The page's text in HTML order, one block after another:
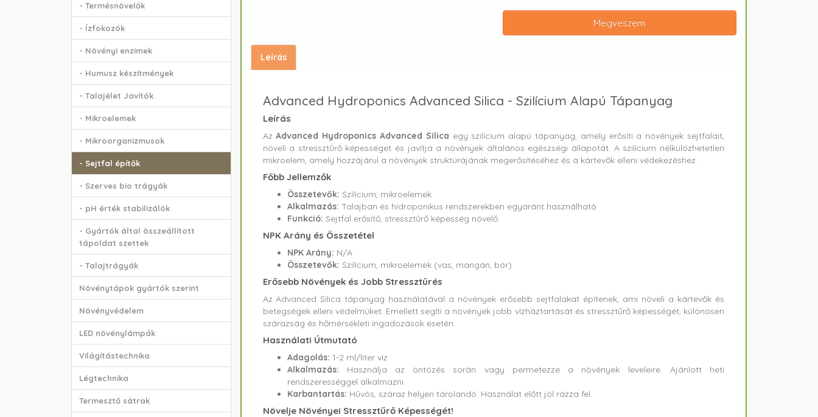
- Termésnövelők
- Ízfokozók
- Növényi enzimek
- Humusz készítmények
- Talajélet Javítók
- Mikroelemek
- Mikroorganizmusok
- Sejtfal építők
- Szerves bio trágyák
- pH érték stabilizálók
- Gyártók által összeállított
tápoldat szettek
- Talajtrágyák
Növénytápok gyártók szerint
Növényvédelem
LED növénylámpák
Világítástechnika
Légtechnika
Termesztő sátrak
Megveszem
Leírás
Advanced Hydroponics Advanced Silica - Szilícium Alapú Tápanyag
Leírás
AzAdvanced Hydroponics Advanced Silica egy szilícium alapú tápanyag, amely erősíti a növények sejtfalait,
növeli a stressztűrő képességet és javítja a növények általános egészségi állapotát. A szilícium nélkülözhetetlen
mikroelem, amely hozzájárul a növények struktúrájának megerősítéséhez és a kártevők elleni védekezéshez.
Főbb Jellemzők
Összetevők: Szilícium, mikroelemek
Alkalmazás: Talajban és hidroponikus rendszerekben egyaránt használható
Funkció: Sejtfal erősítő, stressztűrő képesség növelő
NPK Arány és Összetétel
NPK Arány: N/A
Összetevők: Szilícium, mikroelemek (vas, mangán, bór)
Erősebb Növények és Jobb Stressztűrés
Az Advanced Silica tápanyag használatával a növények erősebb sejtfalakat építenek, ami növeli a kártevők és
betegségek elleni védelmüket. Emellett segíti a növények jobb vízháztartását és stressztűrő képességét, különösen
szárazság és hőmérsékleti ingadozások esetén.
Használati Útmutató
Adagolás: 1-2 ml/liter víz
Alkalmazás: Használja az öntözés során vagy permetezze a növények leveleire. Ajánlott heti
rendszerességgel alkalmazni.
Karbantartás: Hűvös, száraz helyen tárolandó. Használat előtt jól rázza fel.
Növelje Növényei Stressztűrő Képességét!